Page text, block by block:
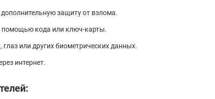
защиту от взлома.
помощью кода или ключ-карты.
или других биометрических данных.
интернет.